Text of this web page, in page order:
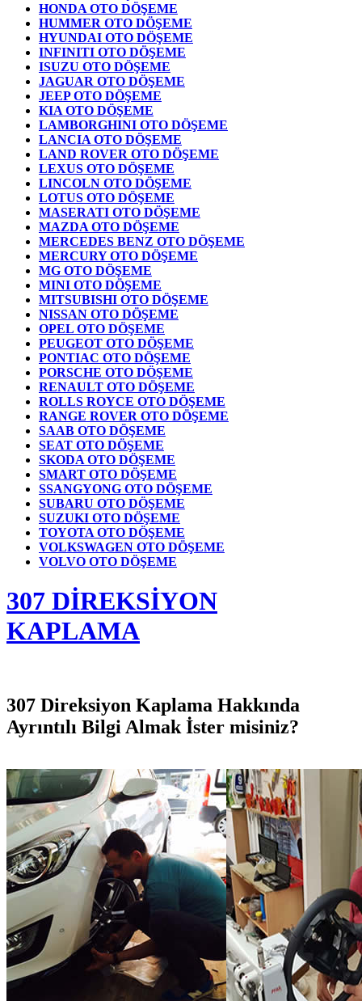
HONDA OTO DÖŞEME
HUMMER OTO DÖŞEME
HYUNDAI OTO DÖŞEME
INFINITI OTO DÖŞEME
ISUZU OTO DÖŞEME
JAGUAR OTO DÖŞEME
JEEP OTO DÖŞEME
KIA OTO DÖŞEME
LAMBORGHINI OTO DÖŞEME
LANCIA OTO DÖŞEME
LAND ROVER OTO DÖŞEME
LEXUS OTO DÖŞEME
LINCOLN OTO DÖŞEME
LOTUS OTO DÖŞEME
MASERATI OTO DÖŞEME
MAZDA OTO DÖŞEME
MERCEDES BENZ OTO DÖŞEME
MERCURY OTO DÖŞEME
MG OTO DÖŞEME
MINI OTO DÖŞEME
MITSUBISHI OTO DÖŞEME
NISSAN OTO DÖŞEME
OPEL OTO DÖŞEME
PEUGEOT OTO DÖŞEME
PONTIAC OTO DÖŞEME
PORSCHE OTO DÖŞEME
RENAULT OTO DÖŞEME
ROLLS ROYCE OTO DÖŞEME
RANGE ROVER OTO DÖŞEME
SAAB OTO DÖŞEME
SEAT OTO DÖŞEME
SKODA OTO DÖŞEME
SMART OTO DÖŞEME
SSANGYONG OTO DÖŞEME
SUBARU OTO DÖŞEME
SUZUKI OTO DÖŞEME
TOYOTA OTO DÖŞEME
VOLKSWAGEN OTO DÖŞEME
VOLVO OTO DÖŞEME
307 DİREKSİYON
KAPLAMA
307 Direksiyon Kaplama Hakkında
Ayrıntılı Bilgi Almak İster misiniz?